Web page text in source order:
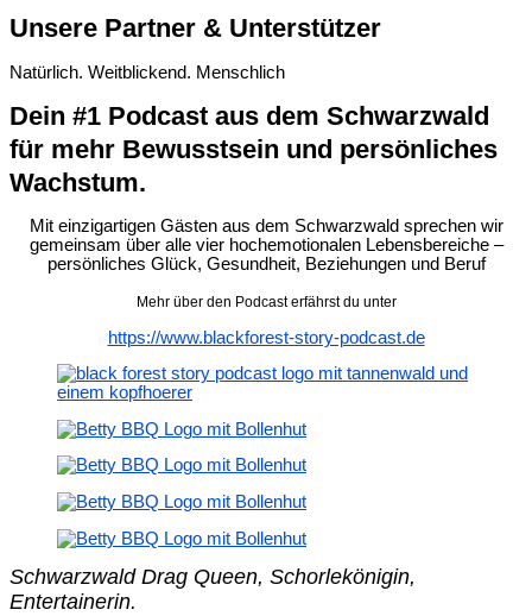
Unsere Partner & Unterstützer
Natürlich. Weitblickend. Menschlich
Dein #1 Podcast aus dem Schwarzwald
für mehr Bewusstsein und persönliches
Wachstum.
Mit einzigartigen Gästen aus dem Schwarzwald sprechen wir
gemeinsam über alle vier hochemotionalen Lebensbereiche –
persönliches Glück, Gesundheit, Beziehungen und Beruf
Mehr über den Podcast erfährst du unter
https://www.blackforest-story-podcast.de
Schwarzwald Drag Queen, Schorlekönigin,
Entertainerin.